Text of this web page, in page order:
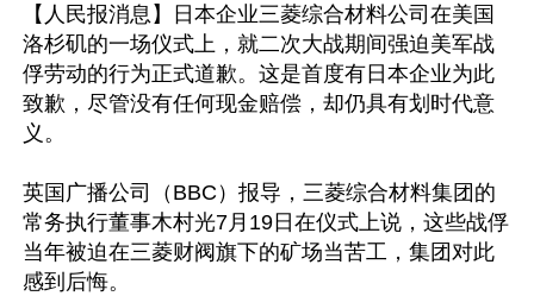
【人民报消息】日本企业三菱综合材料公司在美国
洛杉矶的一场仪式上，就二次大战期间强迫美军战
俘劳动的行为正式道歉。这是首度有日本企业为此
致歉，尽管没有任何现金赔偿，却仍具有划时代意
义。
英国广播公司（BBC）报导，三菱综合材料集团的
常务执行董事木村光7月19日在仪式上说，这些战俘
当年被迫在三菱财阀旗下的矿场当苦工，集团对此
感到后悔。